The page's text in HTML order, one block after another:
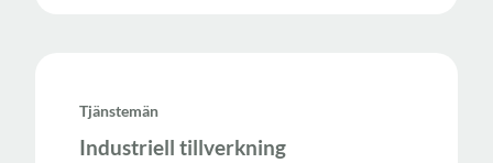
Tjänstemän
Industriell tillverkning